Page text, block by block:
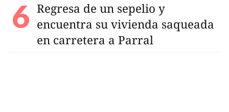
Regresa de un sepelio y
encuentra su vivienda saqueada
en carretera a Parral